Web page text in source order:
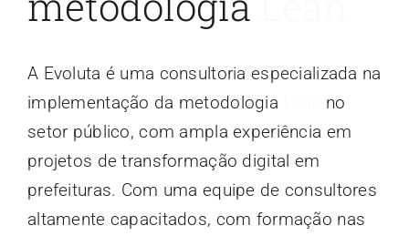
A Evoluta é uma consultoria especializada na
implementação da metodologia
no
setor público, com ampla experiência em
projetos de transformação digital em
prefeituras. Com uma equipe de consultores
altamente capacitados, com formação nas